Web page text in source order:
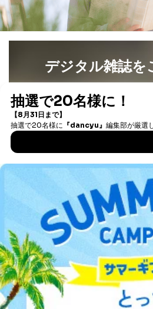
デジタル雑誌を
書籍）が無料で読
DOWNLOAD
DOWNLOAD
ご利用方法はこ
総合案内
アフィリエイト